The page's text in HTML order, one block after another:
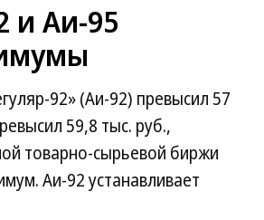
и Аи-95
92» (Аи-92) превысил 57
59,8 тыс. руб.,
товарно-сырьевой биржи
Аи-92 устанавливает